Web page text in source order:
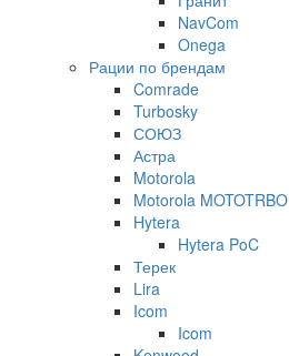
NavCom
Onega
Рации по брендам
Comrade
Turbosky
СОЮЗ
Астра
Motorola
Motorola MOTOTRBO
Hytera
Hytera PoC
Терек
Lira
Icom
Icom